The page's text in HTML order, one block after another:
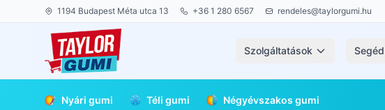
1194 Budapest Méta utca 13 +36 1 280 6567 rendeles@taylorgumi.hu
Szolgáltatások
Nyári gumi Téli gumi Négyévszakos gumi